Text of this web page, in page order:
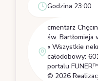
Godzina 23:00
cmentarz
św. Bartłomieja
« Wszystkie
całodobowy:
portalu
© 2026